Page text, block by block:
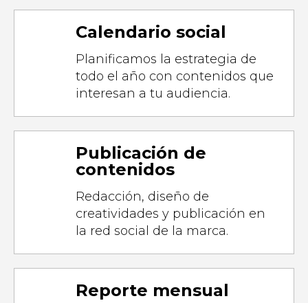
Calendario social
Planificamos la estrategia de
todo el año con contenidos que
interesan a tu audiencia.
Publicación de
contenidos
Redacción, diseño de
creatividades y publicación en
la red social de la marca.
Reporte mensual